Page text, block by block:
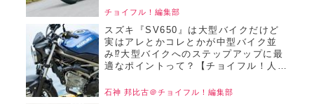
YAMAHA TRACER900GT
チョイフル！編集部
スズキ『SV650』は大型バイクだけど
実はアレとかコレとかが中型バイク並
み⁉大型バイクへのステップアップに最
適なポイントって？【チョイフル！人気
SV650（2023）】
石神 邦比古＠チョイフル！編集部